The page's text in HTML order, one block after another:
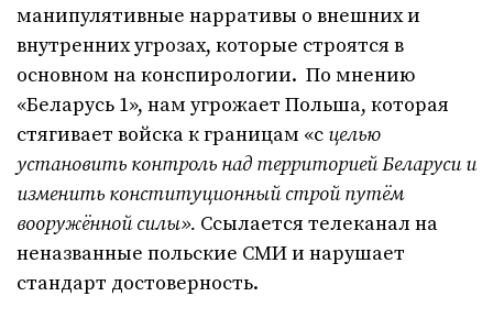
манипулятивные нарративы о внешних и
внутренних угрозах, которые строятся в
основном на конспирологии. По мнению
«Беларусь 1», нам угрожает Польша, которая
стягивает войска к границам «с целью
установить контроль над территорией Беларуси и
изменить конституционный строй путём
вооружённой силы». Ссылается телеканал на
неназванные польские СМИ и нарушает
стандарт достоверность.